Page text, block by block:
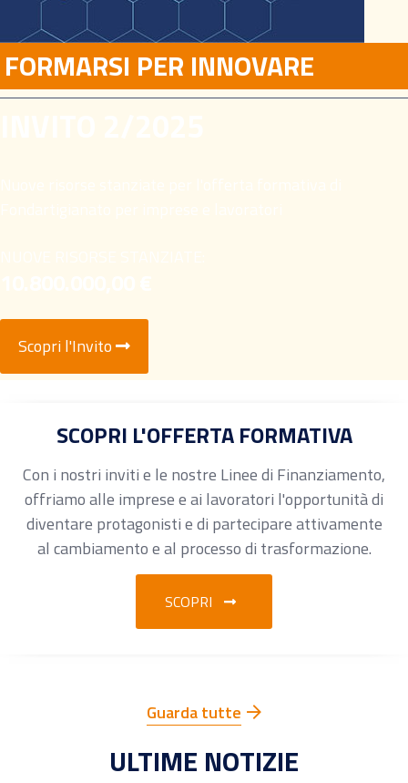
FORMARSI PER INNOVARE
Scopri l'Invito
SCOPRI L'OFFERTA FORMATIVA
Con i nostri inviti e le nostre Linee di Finanziamento,
offriamo alle imprese e ai lavoratori l'opportunità di
diventare protagonisti e di partecipare attivamente
al cambiamento e al processo di trasformazione.
SCOPRI
Guarda tutte
ULTIME NOTIZIE